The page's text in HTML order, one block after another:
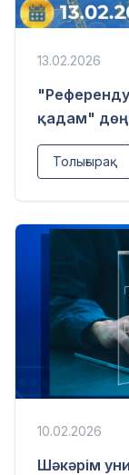
13.02.2026
қадам"
Толығырақ
10.02.2026
Шәкәрім